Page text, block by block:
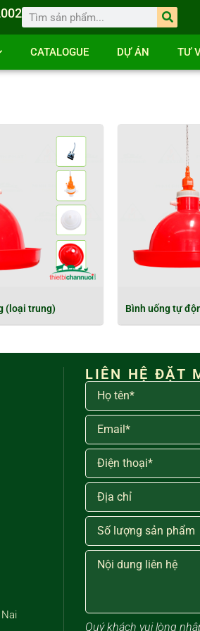
CATALOGUE DỰ ÁN TƯ
(loại trung) Bình uống tự
LIÊN HỆ ĐẶT
Quý khách vui lòng